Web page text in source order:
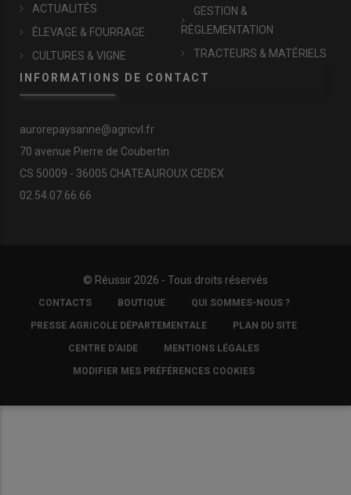
ACTUALITÉS
ÉLEVAGE & FOURRAGE
CULTURES & VIGNE
GESTION &
RÉGLEMENTATION
TRACTEURS & MATÉRIELS
INFORMATIONS DE CONTACT
aurorepaysanne@agricvl.fr
70 avenue Pierre de Coubertin
CS 50009 - 36005 CHATEAUROUX CEDEX
02.54.07.66.66
© Réussir 2026 - Tous droits réservés
FOOTER
COPYRIGHT
CONTACTS BOUTIQUE QUI SOMMES-NOUS ?
PRESSE AGRICOLE DÉPARTEMENTALE PLAN DU SITE
CENTRE D'AIDE MENTIONS LÉGALES
MODIFIER MES PRÉFÉRENCES COOKIES